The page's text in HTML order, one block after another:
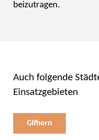
beizutragen.
Auch folgende
Einsatzgebieten
Gifhorn